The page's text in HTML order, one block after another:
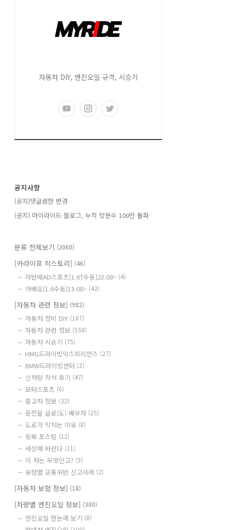
자동차 DIY, 엔진오일 규격, 시승기
공지사항
(공지)댓글권한 변경
(공지) 마이라이드 블로그, 누적 방문수 100만 돌파
분류 전체보기 (2060)
[카라이프 히스토리] (46)
아반떼AD스포츠[1.6T수동]23.08~ (4)
아베오[1.6수동]13.08~ (42)
[자동차 관련 정보] (982)
자동차 정비 DIY (167)
자동차 관련 정보 (558)
자동차 시승기 (75)
HMG드라이빙익스피리언스 (27)
BMW드라이빙센터 (2)
신차량 착석 후기 (47)
모터스포츠 (6)
중고차 정보 (32)
운전을 글로(도) 배우자 (25)
도로가 막히는 이유 (8)
뒷북 포스팅 (12)
세상에 바란다 (11)
이 차는 무엇인고? (5)
유형별 교통위반 신고사례 (2)
[자동차 보험 정보] (18)
[차량별 엔진오일 정보] (300)
엔진오일 한눈에 보기 (8)